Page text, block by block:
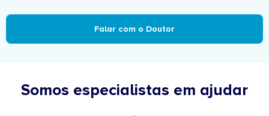
Falar com o Doutor
Somos especialistas em ajudar